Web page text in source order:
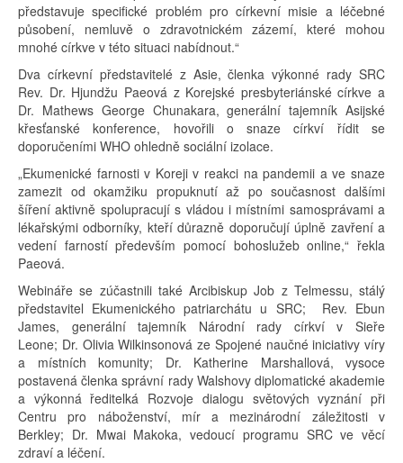
představuje specifické problém pro církevní misie a léčebné
působení, nemluvě o zdravotnickém zázemí, které mohou
mnohé církve v této situaci nabídnout.“
Dva církevní představitelé z Asie, členka výkonné rady SRC
Rev. Dr. Hjundžu Paeová z Korejské presbyteriánské církve a
Dr. Mathews George Chunakara, generální tajemník Asijské
křesťanské konference, hovořili o snaze církví řídit se
doporučeními WHO ohledně sociální izolace.
„Ekumenické farnosti v Koreji v reakci na pandemii a ve snaze
zamezit od okamžiku propuknutí až po současnost dalšími
šíření aktivně spolupracují s vládou i místními samosprávami a
lékařskými odborníky, kteří důrazně doporučují úplně zavření a
vedení farností především pomocí bohoslužeb online,“ řekla
Paeová.
Webináře se zúčastnili také Arcibiskup Job z Telmessu, stálý
představitel Ekumenického patriarchátu u SRC; Rev. Ebun
James, generální tajemník Národní rady církví v Sieře
Leone; Dr. Olivia Wilkinsonová ze Spojené naučné iniciativy víry
a místních komunity; Dr. Katherine Marshallová, vysoce
postavená členka správní rady Walshovy diplomatické akademie
a výkonná ředitelká Rozvoje dialogu světových vyznání při
Centru pro náboženství, mír a mezinárodní záležitosti v
Berkley; Dr. Mwai Makoka, vedoucí programu SRC ve věcí
zdraví a léčení.